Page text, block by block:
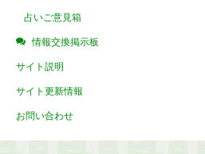
占いご意見箱
情報交換掲示板
サイト説明
サイト更新情報
お問い合わせ